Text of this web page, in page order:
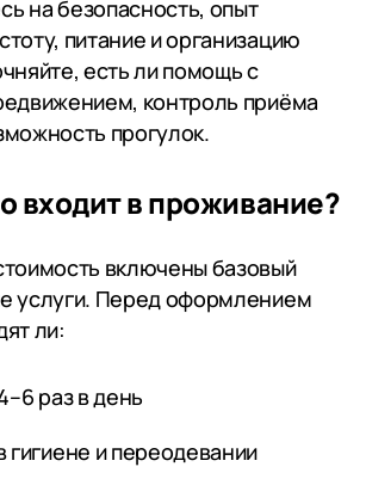
Не можем не
Ольгу
душевного
наша тетя.
Светлане
и всем
с
годом! С
на безопасность, опыт
питание и организацию
есть ли помощь с
контроль приёма
прогулок.
входит в проживание?
включены базовый
услуги. Перед оформлением
ли:
раз в день
гигиене и переодевании